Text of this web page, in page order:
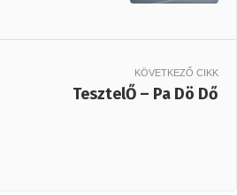
KÖVETKEZŐ CIKK
TesztelŐ – Pa Dö Dő